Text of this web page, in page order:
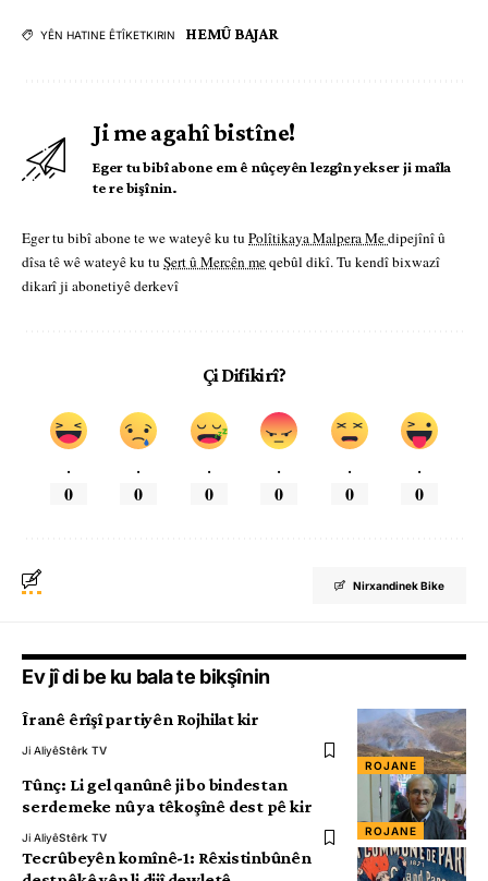
YÊN HATINE ÊTÎKETKIRIN HEMÛ BAJAR
Ji me agahî bistîne!
Eger tu bibî abone em ê nûçeyên lezgîn yekser ji maîla
te re bişînin.
Eger tu bibî abone te we wateyê ku tu Polîtikaya Malpera Medipejînî û
dîsa tê wê wateyê ku tu Şert û Mercên meqebûl dikî. Tu kendî bixwazî
dikarî ji abonetiyê derkevî
Çi Difikirî?
.
0
.
0
.
0
.
0
.
0
.
0
Nirxandinek Bike
Ev jî di be ku bala te bikşînin
ROJANE
Îranê êrîşî partiyên Rojhilat kir
Ji AliyêStêrk TV
ROJANE
Tûnç: Li gel qanûnê ji bo bindestan
serdemeke nû ya têkoşînê dest pê kir
Ji AliyêStêrk TV
Tecrûbeyên komînê-1: Rêxistinbûnên